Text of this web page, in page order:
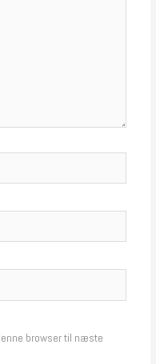
browser til næste